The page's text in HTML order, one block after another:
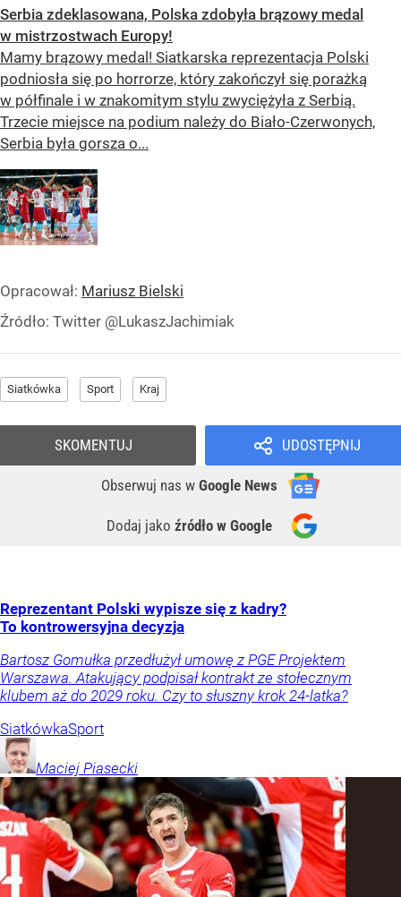
Serbia zdeklasowana, Polska zdobyła brązowy medal
w mistrzostwach Europy!
Mamy brązowy medal! Siatkarska reprezentacja Polski
podniosła się po horrorze, który zakończył się porażką
w półfinale i w znakomitym stylu zwyciężyła z Serbią.
Trzecie miejsce na podium należy do Biało-Czerwonych,
Serbia była gorsza o...
Opracował: Mariusz Bielski
Źródło: Twitter @LukaszJachimiak
Siatkówka Sport Kraj
UDOSTĘPNIJ
Obserwuj nas w Google News
Dodaj jako źródło w Google
SKOMENTUJ
Reprezentant Polski wypisze się z kadry?
To kontrowersyjna decyzja
Bartosz Gomułka przedłużył umowę z PGE Projektem
Warszawa. Atakujący podpisał kontrakt ze stołecznym
klubem aż do 2029 roku. Czy to słuszny krok 24-latka?
SiatkówkaSport
Maciej Piasecki